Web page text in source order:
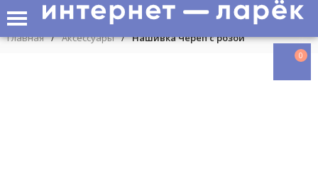
0
Главная / Аксессуары / Нашивка Череп с розой